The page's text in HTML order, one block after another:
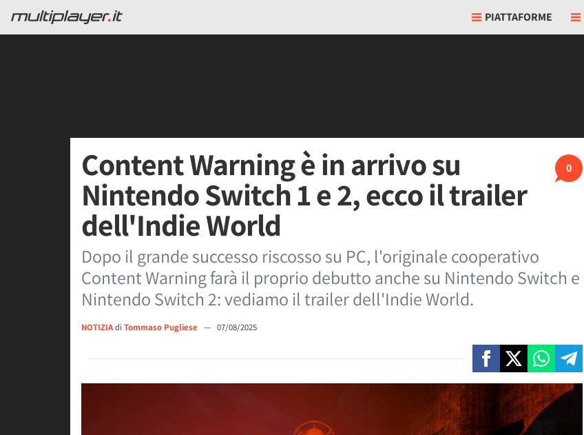
PIATTAFORME
0
Content Warning è in arrivo su
Nintendo Switch 1 e 2, ecco il trailer
dell'Indie World
Dopo il grande successo riscosso su PC, l'originale cooperativo
Content Warning farà il proprio debutto anche su Nintendo Switch e
Nintendo Switch 2: vediamo il trailer dell'Indie World.
NOTIZIAdi Tommaso Pugliese — 07/08/2025